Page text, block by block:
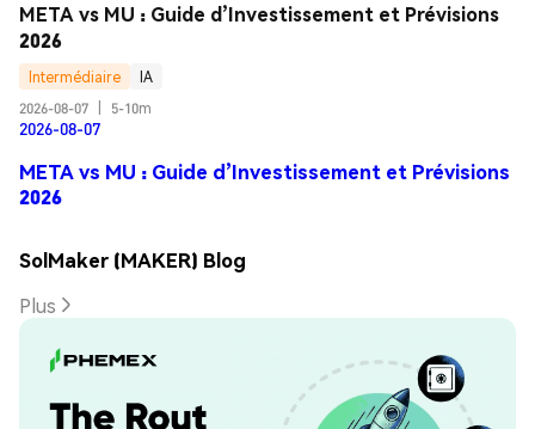
META vs MU : Guide d’Investissement et Prévisions
2026
Intermédiaire
IA
2026-08-07
5-10m
2026-08-07
META vs MU : Guide d’Investissement et Prévisions
2026
SolMaker (MAKER) Blog
Plus